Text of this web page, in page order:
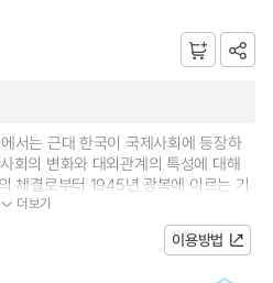
서는 근대 한국이 국제사회에 등장하
회의 변화와 대외관계의 특성에 대해
체결로부터 1945년 광복에 이르는 기
영...
더보기
이용방법